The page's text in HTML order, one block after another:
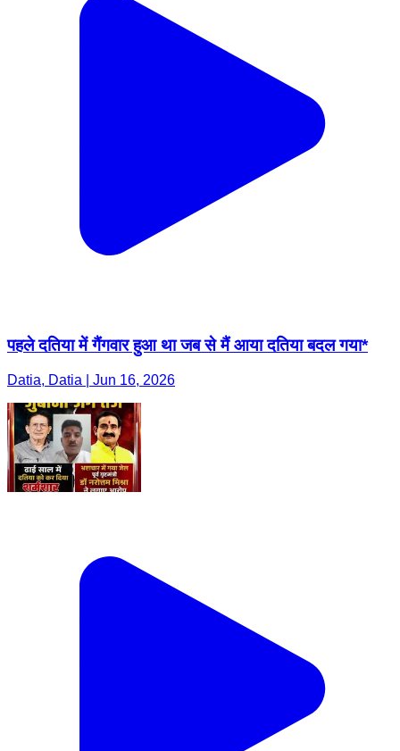
पहले दतिया में गैंगवार हुआ था जब से मैं आया दतिया बदल गया*
Datia, Datia | Jun 16, 2026